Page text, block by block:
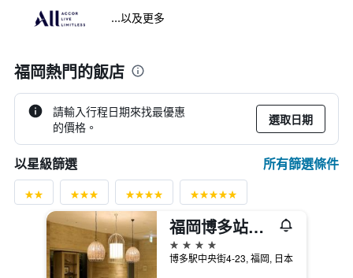
...以及更多
福岡熱門的飯店
請輸入行程日期來找最優惠
的價格。
選取日期
以星級篩選 所有篩選條件
福岡博多站東方飯店
4星級
博多駅中央街4-23, 福岡, 日本